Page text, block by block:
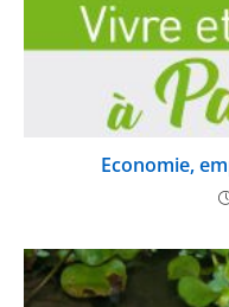
Economie,